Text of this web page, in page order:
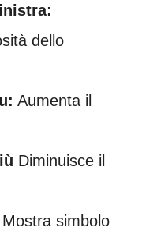
dello
Aumenta il
Diminuisce il
Mostra simbolo